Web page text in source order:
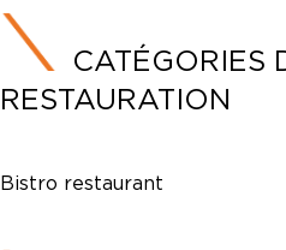
CATÉGORIES
RESTAURATION
Bistro restaurant